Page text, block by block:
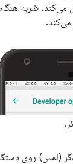
می‌کند. ضربه
می‌کند.
(لمس) روی